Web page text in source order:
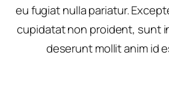
eu fugiat nulla pariatur.
cupidatat non proident, sunt
deserunt mollit anim id